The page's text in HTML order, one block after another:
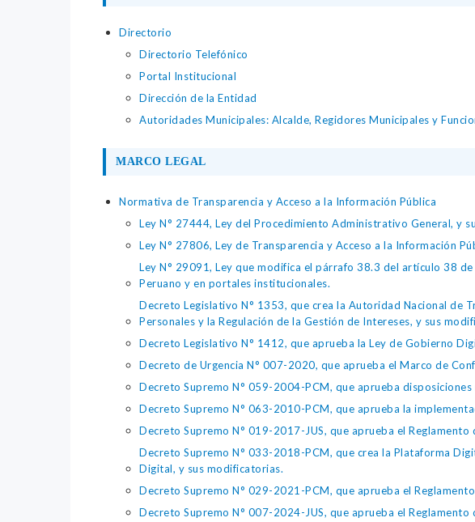
Directorio
Directorio Telefónico
Portal Institucional
Dirección de la Entidad
Autoridades Municipales: Alcalde, Regidores Municipales y
MARCO LEGAL
Normativa de Transparencia y Acceso a la Información Pública
Ley N° 27444, Ley del Procedimiento Administrativo General, y
Ley N° 27806, Ley de Transparencia y Acceso a la Información
Ley N° 29091, Ley que modifica el párrafo 38.3 del artículo 38
Peruano y en portales institucionales.
Decreto Legislativo N° 1353, que crea la Autoridad Nacional de
Personales y la Regulación de la Gestión de Intereses, y sus
Decreto Legislativo N° 1412, que aprueba la Ley de Gobierno
Decreto de Urgencia N° 007-2020, que aprueba el Marco de
Decreto Supremo N° 059-2004-PCM, que aprueba
Decreto Supremo N° 063-2010-PCM, que aprueba la
Decreto Supremo N° 019-2017-JUS, que aprueba el
Decreto Supremo N° 033-2018-PCM, que crea la Plataforma
Digital, y sus modificatorias.
Decreto Supremo N° 029-2021-PCM, que aprueba el
Decreto Supremo N° 007-2024-JUS, que aprueba el Reglamento